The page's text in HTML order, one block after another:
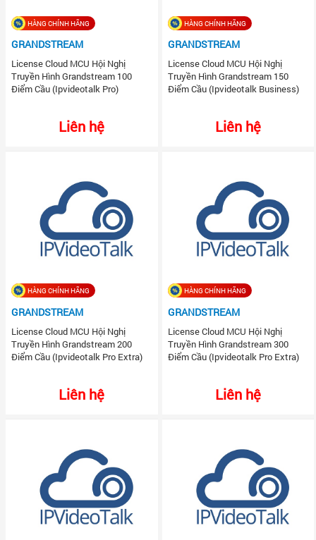
HÀNG CHÍNH HÃNG
GRANDSTREAM
License Cloud MCU Hội Nghị
Truyền Hình Grandstream 100
Điểm Cầu (Ipvideotalk Pro)
Liên hệ
HÀNG CHÍNH HÃNG
GRANDSTREAM
License Cloud MCU Hội Nghị
Truyền Hình Grandstream 150
Điểm Cầu (Ipvideotalk Business)
Liên hệ
HÀNG CHÍNH HÃNG
GRANDSTREAM
License Cloud MCU Hội Nghị
Truyền Hình Grandstream 200
Điểm Cầu (Ipvideotalk Pro Extra)
Liên hệ
HÀNG CHÍNH HÃNG
GRANDSTREAM
License Cloud MCU Hội Nghị
Truyền Hình Grandstream 300
Điểm Cầu (Ipvideotalk Pro Extra)
Liên hệ